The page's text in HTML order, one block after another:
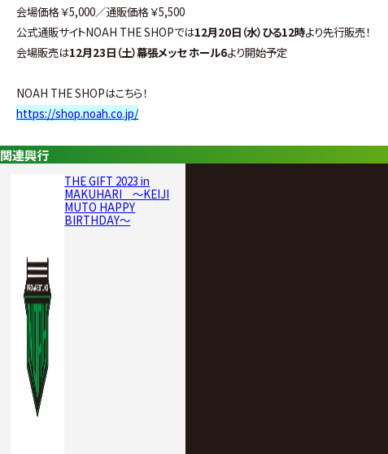
会場価格 ￥5,000／通販価格 ￥5,500
公式通販サイトNOAH THE SHOPでは12月20日（水）ひる12時より先行販売！
会場販売は12月23日（土）幕張メッセ ホール6より開始予定
NOAH THE SHOPはこちら！
https://shop.noah.co.jp/
関連興行
THE GIFT 2023 in
MAKUHARI ～KEIJI
MUTO HAPPY
BIRTHDAY～